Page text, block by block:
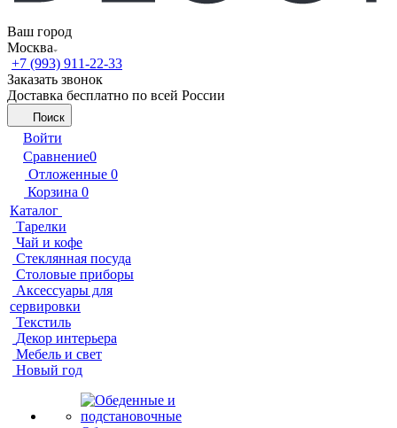
Ваш город
Москва
+7 (993) 911-22-33
Заказать звонок
Доставка бесплатно по всей России
Поиск
Войти
Сравнение0
Отложенные 0
Корзина 0
Каталог
Тарелки
Чай и кофе
Стеклянная посуда
Столовые приборы
Аксессуары для
сервировки
Текстиль
Декор интерьера
Мебель и свет
Новый год